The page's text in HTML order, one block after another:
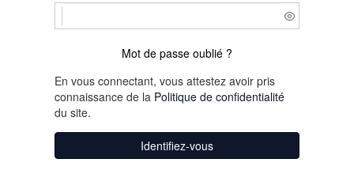
Mot de passe oublié ?
En vous connectant, vous attestez avoir pris
connaissance de la Politique de confidentialité
du site.
Identifiez-vous